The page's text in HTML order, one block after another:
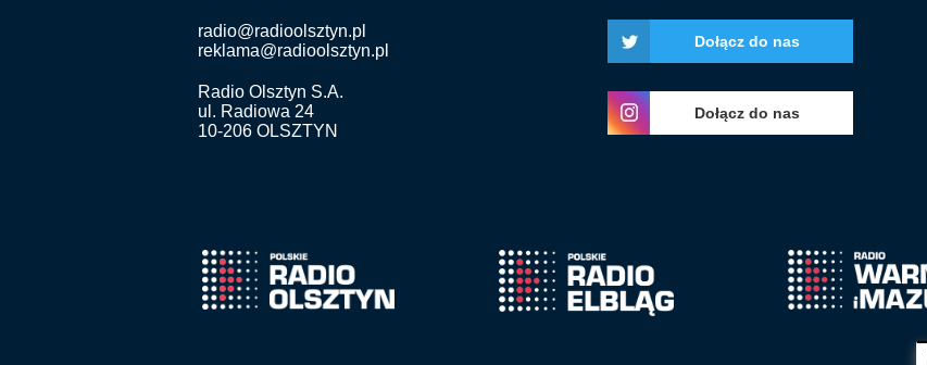
radio@radioolsztyn.pl
reklama@radioolsztyn.pl
Radio Olsztyn S.A.
ul. Radiowa 24
10-206 OLSZTYN
Dołącz do nas
Dołącz do nas